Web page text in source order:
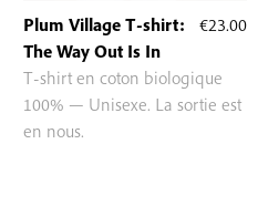
€23.00
Plum Village T-shirt:
The Way Out Is In
T-shirt en coton biologique
100% — Unisexe. La sortie est
en nous.